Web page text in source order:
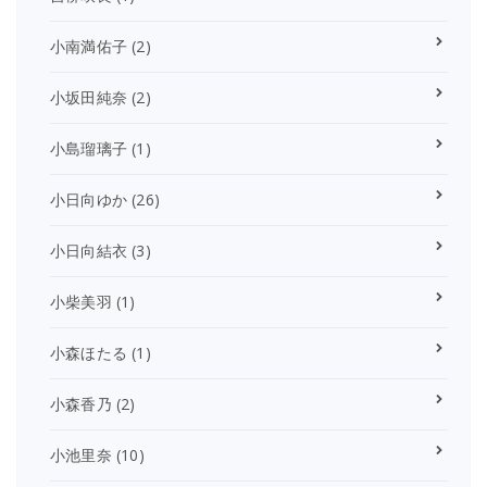
小南満佑子 (2)
小坂田純奈 (2)
小島瑠璃子 (1)
小日向ゆか (26)
小日向結衣 (3)
小柴美羽 (1)
小森ほたる (1)
小森香乃 (2)
小池里奈 (10)